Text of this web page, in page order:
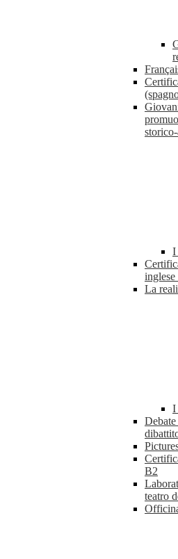
I
inglese
La
I
B2
teatro